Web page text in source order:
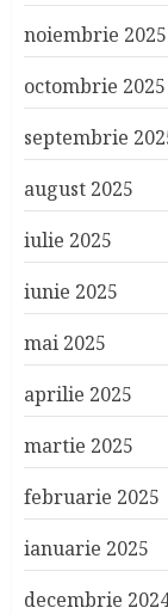
noiembrie 2025
octombrie 2025
septembrie
august 2025
iulie 2025
iunie 2025
mai 2025
aprilie 2025
martie 2025
februarie 2025
ianuarie 2025
decembrie